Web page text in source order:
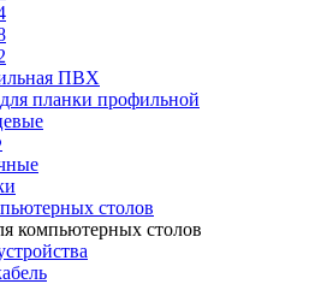
ПВХ
планки профильной
столов
компьютерных столов